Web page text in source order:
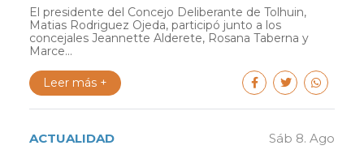
El presidente del Concejo Deliberante de Tolhuin,
Matias Rodriguez Ojeda, participó junto a los
concejales Jeannette Alderete, Rosana Taberna y
Marce...
Leer más +
ACTUALIDAD Sáb 8. Ago